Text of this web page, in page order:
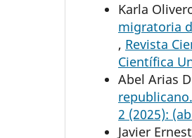
Karla
migratoria
, Revista
Científica
Abel Arias
republicano.
2 (2025):
Javier